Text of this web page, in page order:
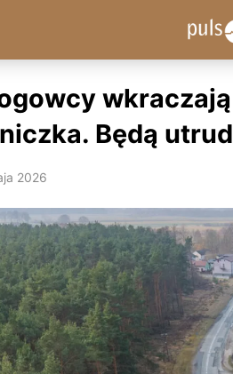
Będą
2026